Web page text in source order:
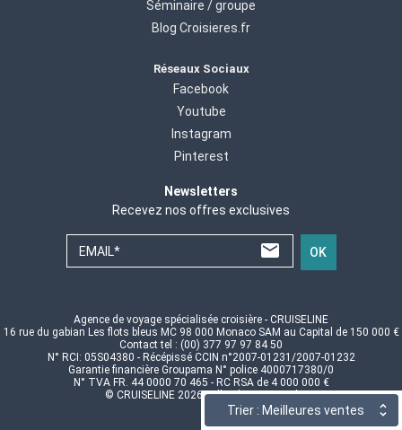
Trier : Meilleures ventes
Séminaire / groupe
Blog Croisieres.fr
Réseaux Sociaux
Facebook
Youtube
Instagram
Pinterest
Newsletters
Recevez nos offres exclusives
EMAIL* OK
Agence de voyage spécialisée croisière - CRUISELINE
16 rue du gabian Les flots bleus MC 98 000 Monaco SAM au Capital de 150 000 €
Contact tel : (00) 377 97 97 84 50
N° RCI: 05S04380 - Récépissé CCIN n°2007-01231/2007-01232
Garantie financière Groupama N° police 4000717380/0
N° TVA FR. 44 0000 70 465 - RC RSA de 4 000 000 €
© CRUISELINE 2026 - all rights reserved